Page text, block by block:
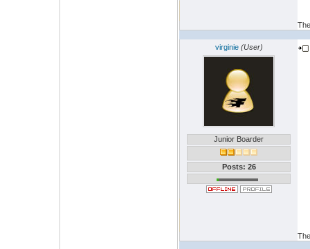
virginie (User)
Junior Boarder
Posts: 26